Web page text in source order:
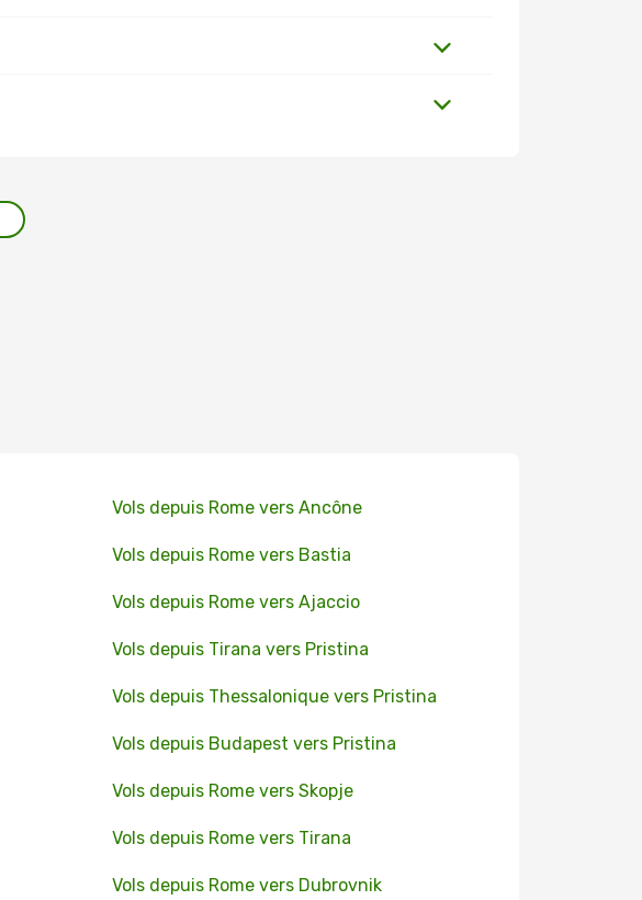
Vols depuis Rome vers Ancône
Vols depuis Rome vers Bastia
Vols depuis Rome vers Ajaccio
Vols depuis Tirana vers Pristina
Vols depuis Thessalonique vers Pristina
Vols depuis Budapest vers Pristina
Vols depuis Rome vers Skopje
Vols depuis Rome vers Tirana
Vols depuis Rome vers Dubrovnik